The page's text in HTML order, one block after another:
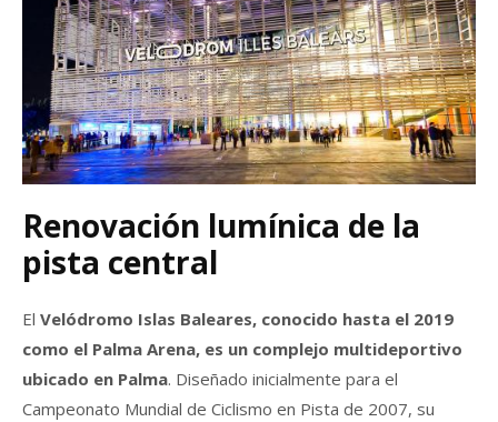
Renovación lumínica de la
pista central
El Velódromo Islas Baleares, conocido hasta el 2019
como el Palma Arena, es un complejo multideportivo
ubicado en Palma. Diseñado inicialmente para el
Campeonato Mundial de Ciclismo en Pista de 2007, su